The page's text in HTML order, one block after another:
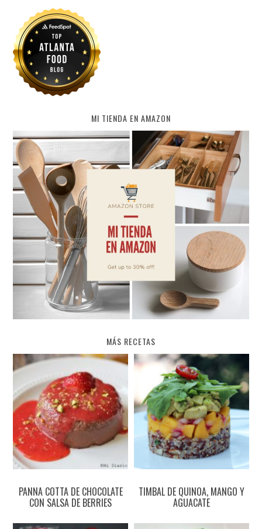
MI TIENDA EN AMAZON
MÁS RECETAS
PANNA COTTA DE CHOCOLATE
CON SALSA DE BERRIES
TIMBAL DE QUINOA, MANGO Y
AGUACATE